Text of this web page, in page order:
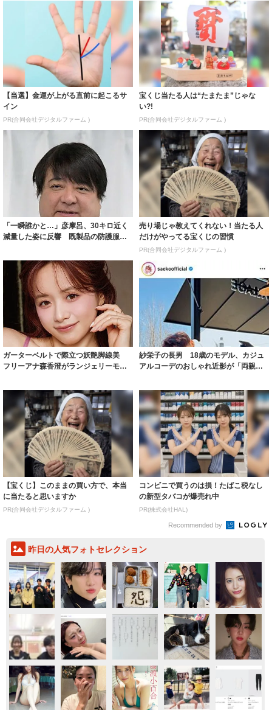
【当選】金運が上がる直前に起こるサ
PR(合同会社デジタルファーム )
宝くじ当たる人は“たまたま”じゃな
い?!
PR(合同会社デジタルファーム )
「一瞬誰かと…」彦摩呂、30キロ近く
減量した姿に反響 既製品の防護服が
着られると...
売り場じゃ教えてくれない！当たる人
だけがやってる宝くじの習慣
PR(合同会社デジタルファーム )
ガーターベルトで際立つ妖艶脚線美
フリーアナ森香澄がランジェリーモデ
ルに ｢PE...
紗栄子の長男 18歳のモデル、カジュ
アルコーデのおしゃれ近影が「両親の
いいとこ取...
【宝くじ】このままの買い方で、本当
に当たると思いますか
PR(合同会社デジタルファーム )
コンビニで買うのは損！たばこ税なし
の新型タバコが爆売れ中
PR(株式会社HAL)
Recommended by
昨日の人気フォトセレクション